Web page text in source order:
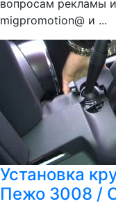
вопросам рекламы
migpromotion@ и ...
Установка
Пежо 3008 /